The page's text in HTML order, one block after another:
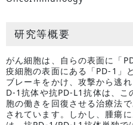
研究等概要
がん細胞は、自らの表面に「
疫細胞の表面にある「PD-1」
ブレーキをかけ、攻撃から逃
D-1抗体や抗PD-L1抗体は、こ
胞の働きを回復させる治療法
されています。しかし、腫瘍